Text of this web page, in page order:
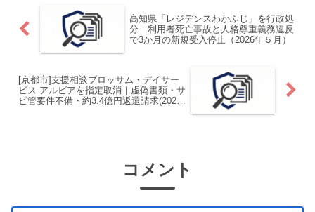
高知県「レジデンスわかふじ」を行政処
分｜利用者死亡事故と人格尊重義務違反
で3か月の新規受入停止（2026年５月）
[京都市]支援相談ブロッサム・デイサー
ビス アルビアを指定取消｜虚偽書類・サ
ビ管要件不備・約3.4億円返還請求(2026
コメント